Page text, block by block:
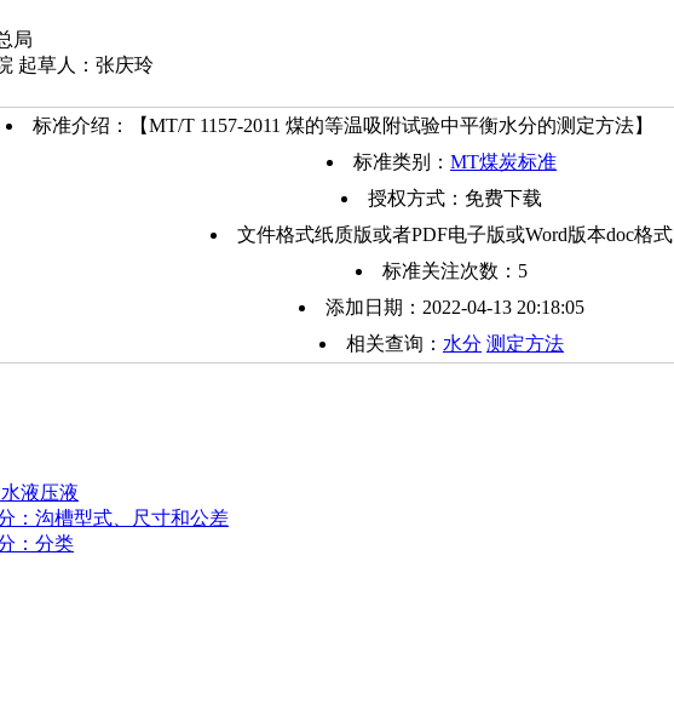
局
起草人：张庆玲
标准介绍：【MT/T 1157-2011 煤的等温吸附试验中平衡水分的测定方法】
标准类别： MT煤炭标准
授权方式：免费下载
文件格式纸质版或者PDF电子版或Word版本doc格式
标准关注次数： 5
添加日期：2022-04-13 20:18:05
相关查询： 水分 测定方法
液压液
：沟槽型式、尺寸和公差
：分类